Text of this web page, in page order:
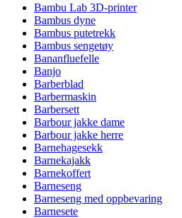
Bambu Lab 3D-printer
Bambus dyne
Bambus putetrekk
Bambus sengetøy
Bananfluefelle
Banjo
Barberblad
Barbermaskin
Barbersett
Barbour jakke dame
Barbour jakke herre
Barnehagesekk
Barnekajakk
Barnekoffert
Barneseng
Barneseng med oppbevaring
Barnesete